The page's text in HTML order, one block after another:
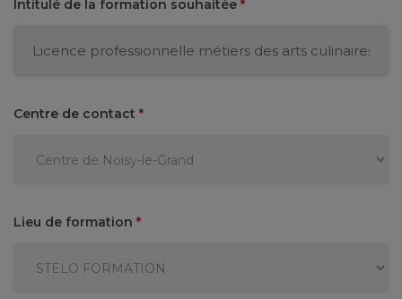
Intitulé de la formation souhaitée *
Centre de contact *
Lieu de formation *